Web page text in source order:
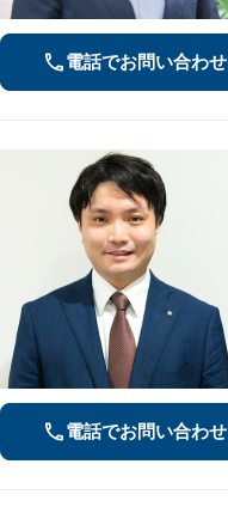
電話でお問い合わせ
電話でお問い合わせ